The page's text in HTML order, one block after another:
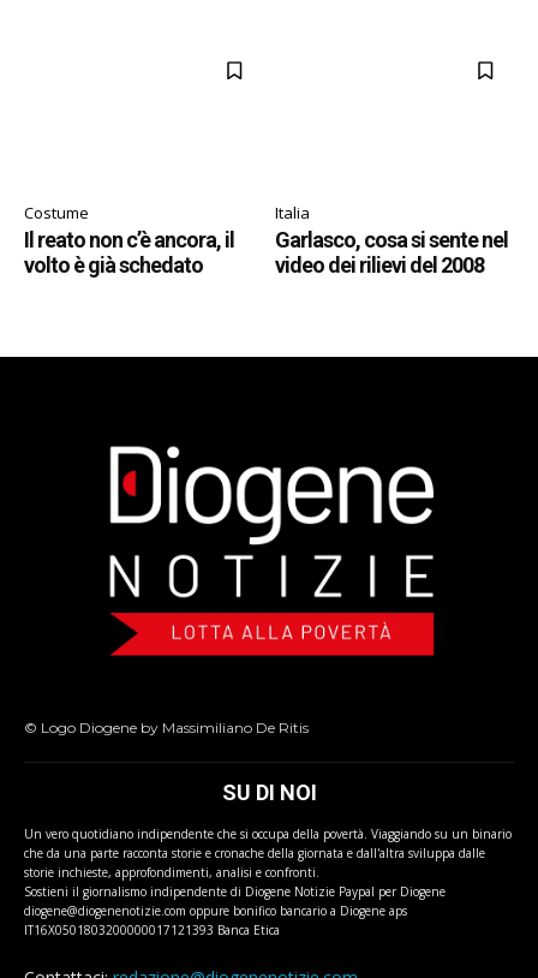
Costume
Il reato non c’è ancora, il
volto è già schedato
Italia
Garlasco, cosa si sente nel
video dei rilievi del 2008
© Logo Diogene by Massimiliano De Ritis
SU DI NOI
Un vero quotidiano indipendente che si occupa della povertà. Viaggiando su un binario
che da una parte racconta storie e cronache della giornata e dall'altra sviluppa dalle
storie inchieste, approfondimenti, analisi e confronti.
Sostieni il giornalismo indipendente di Diogene Notizie Paypal per Diogene
diogene@diogenenotizie.com oppure bonifico bancario a Diogene aps
IT16X0501803200000017121393 Banca Etica